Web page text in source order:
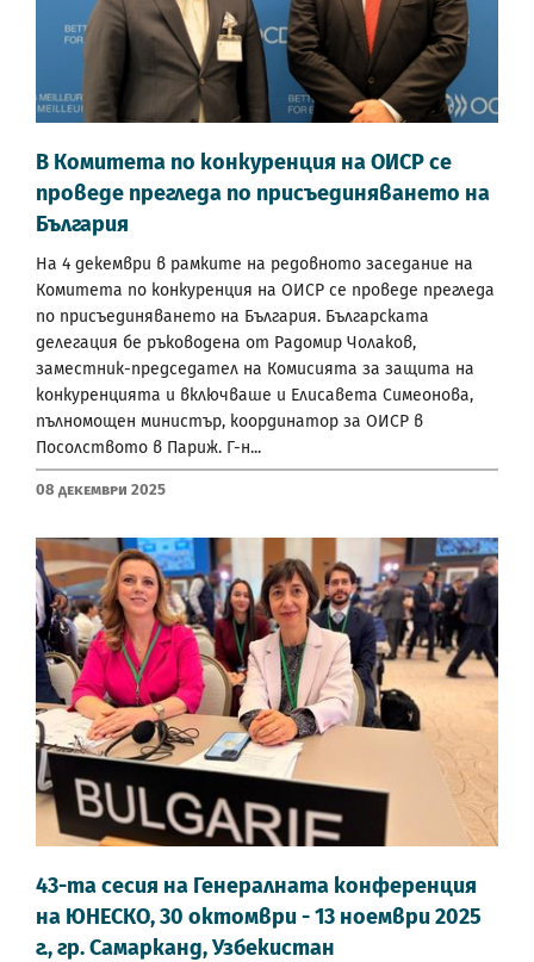
В Комитета по конкуренция на ОИСР се
проведе прегледа по присъединяването на
България
На 4 декември в рамките на редовното заседание на
Комитета по конкуренция на ОИСР се проведе прегледа
по присъединяването на България. Българската
делегация бе ръководена от Радомир Чолаков,
заместник-председател на Комисията за защита на
конкуренцията и включваше и Елисавета Симеонова,
пълномощен министър, координатор за ОИСР в
Посолството в Париж. Г-н...
08 Декември 2025
43-та сесия на Генералната конференция
на ЮНЕСКО, 30 октомври - 13 ноември 2025
г., гр. Самарканд, Узбекистан